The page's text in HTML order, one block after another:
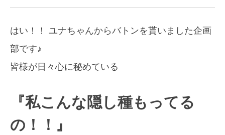
はい！！ ユナちゃんからバトンを貰いました企画
部です♪
皆様が日々心に秘めている
『私こんな隠し種もってる
の！！』